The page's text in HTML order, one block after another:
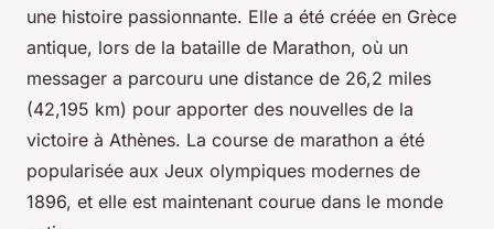
une histoire passionnante. Elle a été créée en Grèce
antique, lors de la bataille de Marathon, où un
messager a parcouru une distance de 26,2 miles
(42,195 km) pour apporter des nouvelles de la
victoire à Athènes. La course de marathon a été
popularisée aux Jeux olympiques modernes de
1896, et elle est maintenant courue dans le monde